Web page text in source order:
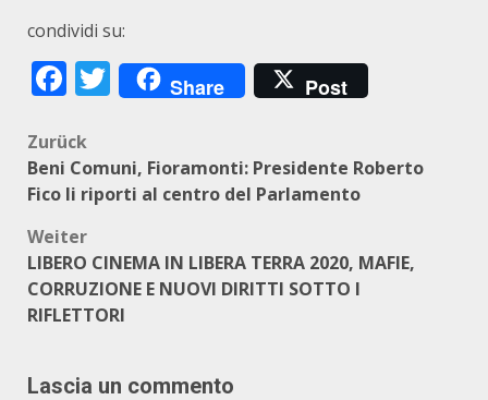
condividi su:
Facebook
Twitter
Share Post
Beitragsnavigation
Zurück
Beni Comuni, Fioramonti: Presidente Roberto
Fico li riporti al centro del Parlamento
Weiter
LIBERO CINEMA IN LIBERA TERRA 2020, MAFIE,
CORRUZIONE E NUOVI DIRITTI SOTTO I
RIFLETTORI
Lascia un commento